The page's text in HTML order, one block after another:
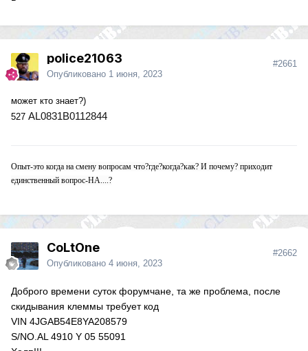
police21063
Опубликовано 1 июня, 2023
#2661
может кто знает?)
527 AL0831B0112844
Опыт-это когда на смену вопросам что?где?когда?как? И почему? приходит
единственный вопрос-НА....?
CoLtOne
Опубликовано 4 июня, 2023
#2662
Доброго времени суток форумчане, та же проблема, после
скидывания клеммы требует код
VIN 4JGAB54E8YA208579
S/NO.AL 4910 Y 05 55091